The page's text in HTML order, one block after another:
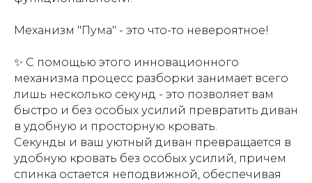
Механизм "Пума" - это что-то невероятное!
✨ С помощью этого инновационного
механизма процесс разборки занимает всего
лишь несколько секунд - это позволяет вам
быстро и без особых усилий превратить диван
в удобную и просторную кровать.
Секунды и ваш уютный диван превращается в
удобную кровать без особых усилий, причем
спинка остается неподвижной, обеспечивая